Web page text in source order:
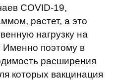
COVID-19,
растет, а это
нагрузку на
Именно поэтому в
расширения
которых вакцинация